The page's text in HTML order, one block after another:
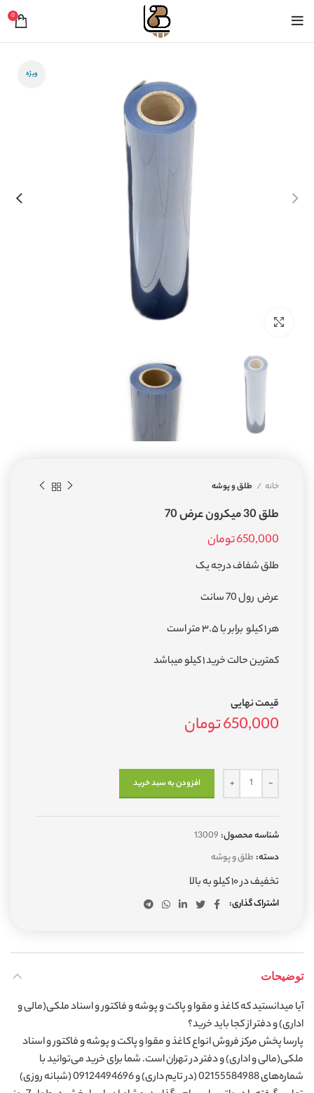
0
ویژه
خانه طلق و پوشه
طلق 30 میکرون عرض 70
650,000تومان
طلق شفاف درجه یک
عرض رول 70 سانت
هر ۱ کیلو برابر با ۳.۵ متر است
کمترین حالت خرید ۱ کیلو میباشد
قیمت نهایی
650,000تومان
افزودن به سبد خرید
شناسه محصول: 13009
دسته: طلق و پوشه
تخفیف در ۱۰ کیلو به بالا
اشتراک گذاری
توضیحات
آیا میدانستید که کاغذ و مقوا و پاکت و پوشه و فاکتور و اسناد ملکی(مالی و
اداری) و دفتر از کجا باید خرید؟
پارسا پخش مرکز فروش انواع کاغذ و مقوا و پاکت و پوشه و فاکتور و اسناد
ملکی(مالی و اداری) و دفتر در تهران است. شما برای خرید می‌توانید با
شماره‌های 02155584988 (در تایم داری) و 09124494696 (شبانه روزی)